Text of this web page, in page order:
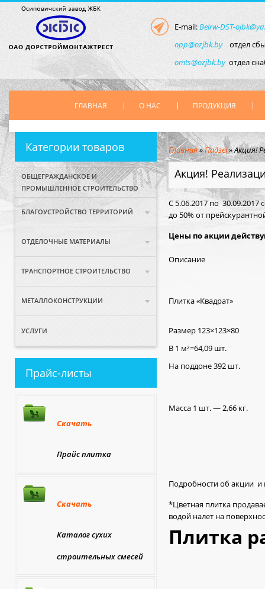
E-mail:Belrw-DST-
opp@ozjbk.byотдел
omts@ozjbk.byотдел
ГЛАВНАЯ О НАС ПРОДУКЦИЯ
Категории товаров
ОБЩЕГРАЖДАНСКОЕ И
ПРОМЫШЛЕННОЕ СТРОИТЕЛЬСТВО
БЛАГОУСТРОЙСТВО ТЕРРИТОРИЙ
ОТДЕЛОЧНЫЕ МАТЕРИАЛЫ
ТРАНСПОРТНОЕ СТРОИТЕЛЬСТВО
МЕТАЛЛОКОНСТРУКЦИИ
УСЛУГИ
Прайс-листы
Скачать
Прайс плитка
Скачать
Каталог сухих
строительных смесей
Главная»Падзеі»Акция!
Акция!
С 5.06.2017 по 30.09.2017
до 50% от
Цены по акции
Описание
Плитка «Квадрат»
Размер 123×123×80
В 1 м²=64,09 шт.
На поддоне 392 шт.
Масса 1 шт. — 2,66 кг.
Подробности об акции и
*Цветная плитка
водой налет на
Плитка